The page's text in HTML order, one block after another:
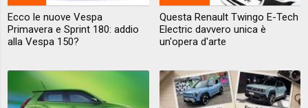
Ecco le nuove Vespa
Primavera e Sprint 180: addio
alla Vespa 150?
Questa Renault Twingo E-Tech
Electric davvero unica è
un'opera d'arte